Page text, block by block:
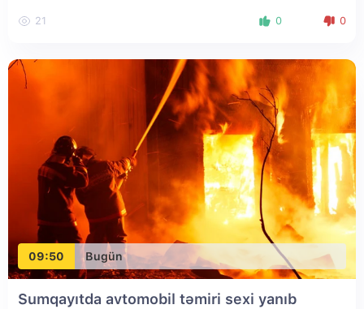
21 0 0
09:50 Bugün
Sumqayıtda avtomobil təmiri sexi yanıb